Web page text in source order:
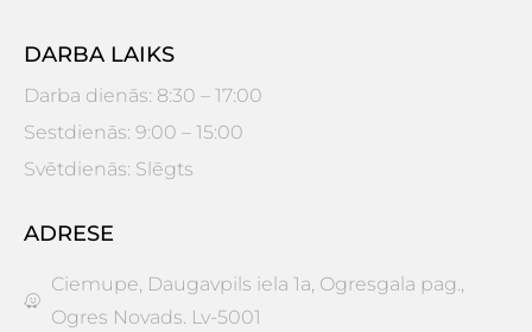
DARBA LAIKS
Darba dienās: 8:30 – 17:00
Sestdienās: 9:00 – 15:00
Svētdienās: Slēgts
ADRESE
Ciemupe, Daugavpils iela 1a, Ogresgala pag.,
Ogres Novads. Lv-5001